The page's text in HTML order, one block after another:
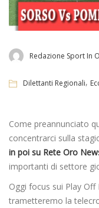
Redazione Sport In
Dilettanti Regionali,
Come preannunciato
concentrarci sulla
in poi su Rete Oro
importanti di settore
Oggi focus sui Play Off
trametteremo la